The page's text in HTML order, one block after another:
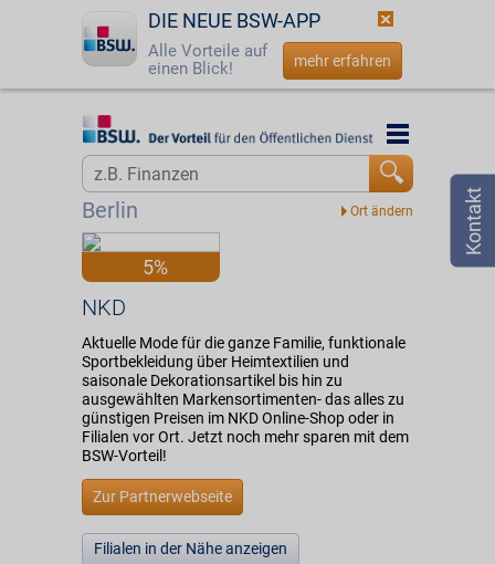
DIE NEUE BSW-APP
Alle Vorteile auf
einen Blick!
mehr erfahren
Startseite
Login
Berlin
Startseite
5%
NKD
Aktuelle Mode für die ganze Familie, funktionale
Sportbekleidung über Heimtextilien und
saisonale Dekorationsartikel bis hin zu
ausgewählten Markensortimenten- das alles zu
günstigen Preisen im NKD Online-Shop oder in
Filialen vor Ort. Jetzt noch mehr sparen mit dem
BSW-Vorteil!
Zur Partnerwebseite
Filialen in der Nähe anzeigen